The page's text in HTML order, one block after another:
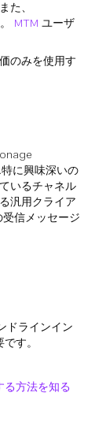
た、
MTM ユーザ
のみを使用す
.特に興味深いの
いるチャネル
汎用クライア
信メッセージ
ドラインイン
す。
方法を知る